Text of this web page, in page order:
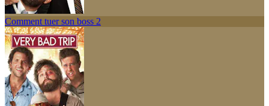
Comment tuer son boss 2